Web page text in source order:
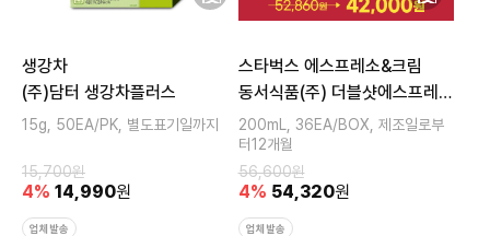
생강차
(주)담터 생강차플러스
15g, 50EA/PK, 별도표기일까지
15,700원
4% 14,990원
업체발송
스타벅스 에스프레소&크림
동서식품(주) 더블샷에스프레소
앤크림
200mL, 36EA/BOX, 제조일로부
터12개월
56,600원
4% 54,320원
업체발송